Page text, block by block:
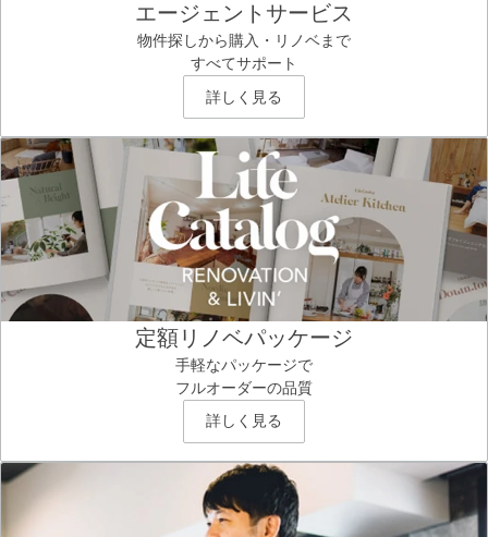
エージェントサービス
物件探しから購入・リノベまで
すべてサポート
詳しく見る
定額リノベパッケージ
手軽なパッケージで
フルオーダーの品質
詳しく見る